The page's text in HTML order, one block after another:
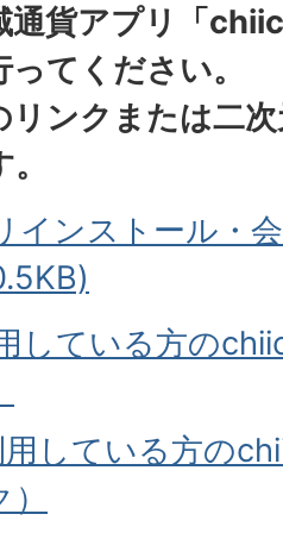
通貨アプリ「
てください。
ンクまたは二
インストール・
している方の
している方の